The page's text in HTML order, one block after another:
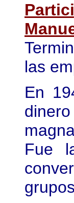
las
En
Fue